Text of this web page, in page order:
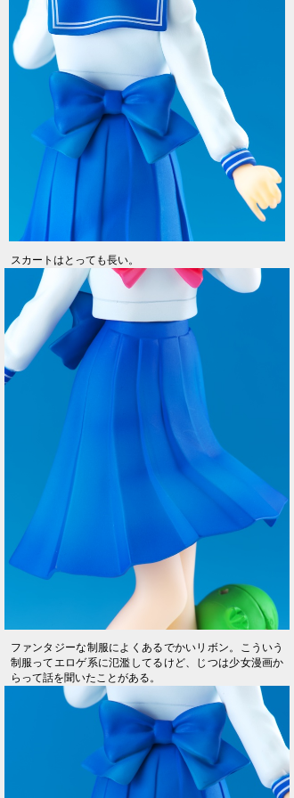
スカートはとっても長い。
ファンタジーな制服によくあるでかいリボン。こういう
制服ってエロゲ系に氾濫してるけど、じつは少女漫画か
らって話を聞いたことがある。